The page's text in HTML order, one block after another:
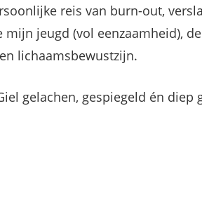
reis van burn-out,
mijn jeugd (vol eenzaamheid),
lichaamsbewustzijn.
gelachen, gespiegeld én